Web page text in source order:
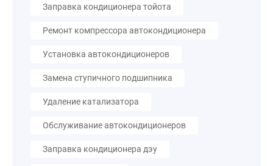
Заправка кондиционера тойота
Ремонт компрессора автокондиционера
Установка автокондиционеров
Замена ступичного подшипника
Удаление катализатора
Обслуживание автокондиционеров
Заправка кондиционера дэу